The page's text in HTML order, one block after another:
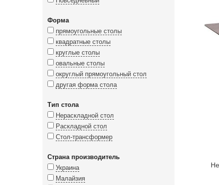
Форма
прямоугольные столы
квадратные столы
круглые столы
овальные столы
округлый прямоугольный стол
другая форма стола
Тип стола
Нераскладной стол
Раскладной стол
Стол-трансформер
Страна производитель
Украина
Малайзия